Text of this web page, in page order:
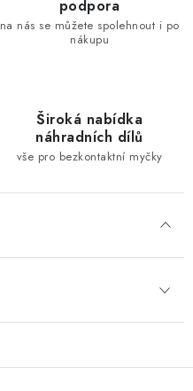
podpora
na nás se můžete spolehnout i po
nákupu
Široká nabídka
náhradních dílů
vše pro bezkontaktní myčky